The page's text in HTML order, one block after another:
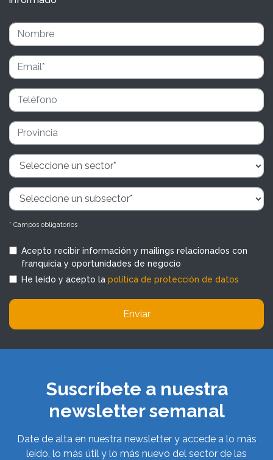
* Campos obligatorios
Acepto recibir información y mailings relacionados con
franquicia y oportunidades de negocio
He leído y acepto la política de protección de datos
Enviar
Suscríbete a nuestra
newsletter semanal
Date de alta en nuestra newsletter y accede a lo más
leído, lo más útil y lo más nuevo del sector de las